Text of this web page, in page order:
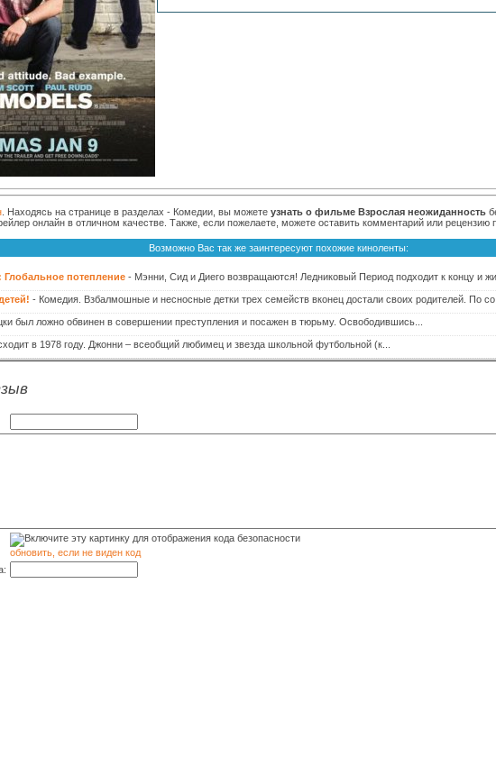
. Находясь на странице в разделах - Комедии, вы можете узнать о фильме Взрослая неожиданность
онлайн в отличном качестве. Также, если пожелаете, можете оставить комментарий или рецензию
Возможно Вас так же заинтересуют похожие киноленты:
потепление - Мэнни, Сид и Диего возвращаются! Ледниковый Период подходит к концу и
- Комедия. Взбалмошные и несносные детки трех семейств вконец достали своих родителей. По
был ложно обвинен в совершении преступления и посажен в тюрьму. Освободившись...
в 1978 году. Джонни – всеобщий любимец и звезда школьной футбольной (к...
обновить, если не виден код